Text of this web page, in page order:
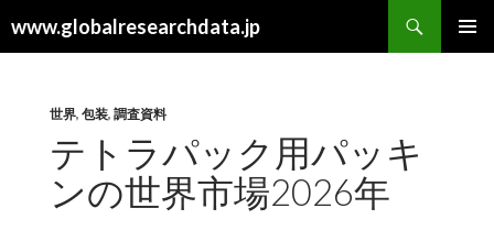
www.globalresearchdata.jp
索
世界, 包装, 調査資料
テトラパック用パッキ
ンの世界市場2026年